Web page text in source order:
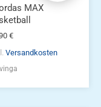
MAX
€
Versandkosten